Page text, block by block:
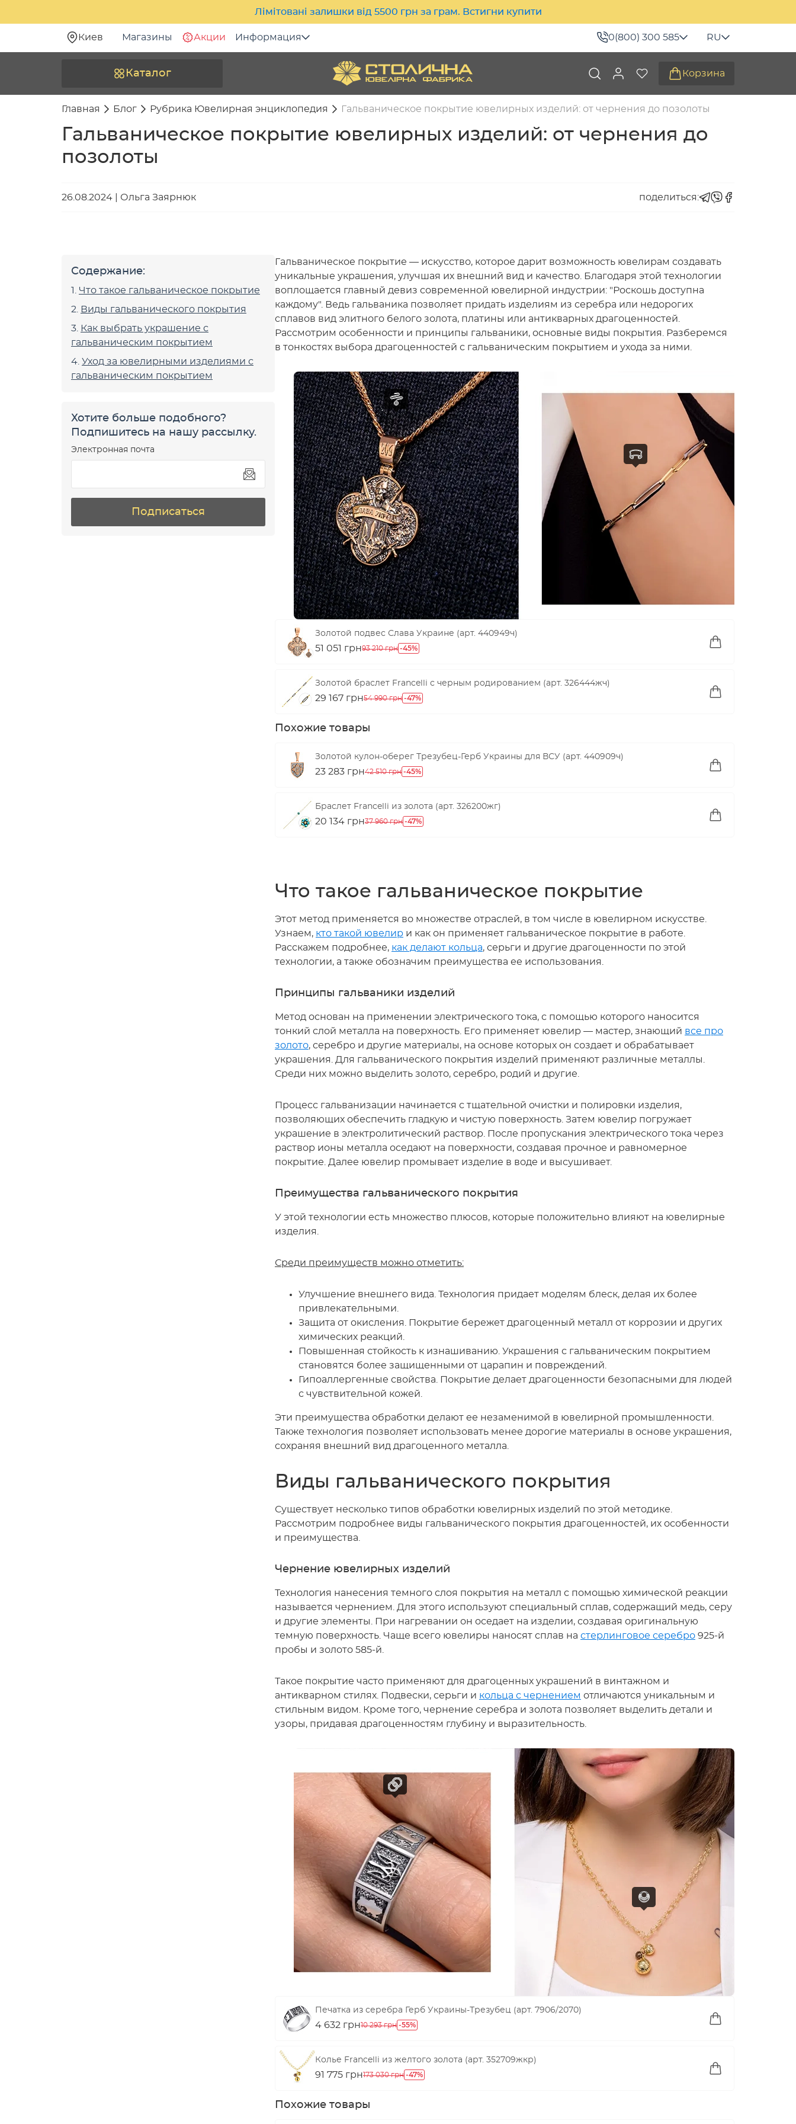
Лімітовані залишки від 5500 грн за грам. Встигни купити
Киев Магазины Акции Информация 0(800) 300 585 RU
Каталог Корзина
Главная Блог Рубрика Ювелирная энциклопедия Гальваническое покрытие ювелирных изделий: от чернения до позолоты
Гальваническое покрытие ювелирных изделий: от чернения до
позолоты
26.08.2024 Ольга Заярнюк поделиться:
Содержание:
Что такое гальваническое покрытие
Виды гальванического покрытия
Как выбрать украшение с
гальваническим покрытием
Уход за ювелирными изделиями с
гальваническим покрытием
Хотите больше подобного?
Подпишитесь на нашу рассылку.
Электронная почта
Подписаться
Гальваническое покрытие — искусство, которое дарит возможность ювелирам создавать
уникальные украшения, улучшая их внешний вид и качество. Благодаря этой технологии
воплощается главный девиз современной ювелирной индустрии: "Роскошь доступна
каждому". Ведь гальваника позволяет придать изделиям из серебра или недорогих
сплавов вид элитного белого золота, платины или антикварных драгоценностей.
Рассмотрим особенности и принципы гальваники, основные виды покрытия. Разберемся
в тонкостях выбора драгоценностей с гальваническим покрытием и ухода за ними.
Золотой подвес Слава Украине (арт. 440949ч)
51 051 грн93 210 грн -45%
Золотой браслет Francelli с черным родированием (арт. 326444жч)
29 167 грн54 990 грн -47%
Похожие товары
Золотой кулон-оберег Трезубец-Герб Украины для ВСУ (арт. 440909ч)
23 283 грн42 510 грн -45%
Браслет Francelli из золота (арт. 326200жг)
20 134 грн37 960 грн -47%
Что такое гальваническое покрытие
Этот метод применяется во множестве отраслей, в том числе в ювелирном искусстве.
Узнаем, кто такой ювелир и как он применяет гальваническое покрытие в работе.
Расскажем подробнее, как делают кольца, серьги и другие драгоценности по этой
технологии, а также обозначим преимущества ее использования.
Принципы гальваники изделий
Метод основан на применении электрического тока, с помощью которого наносится
тонкий слой металла на поверхность. Его применяет ювелир — мастер, знающий все про
золото, серебро и другие материалы, на основе которых он создает и обрабатывает
украшения. Для гальванического покрытия изделий применяют различные металлы.
Среди них можно выделить золото, серебро, родий и другие.
Процесс гальванизации начинается с тщательной очистки и полировки изделия,
позволяющих обеспечить гладкую и чистую поверхность. Затем ювелир погружает
украшение в электролитический раствор. После пропускания электрического тока через
раствор ионы металла оседают на поверхности, создавая прочное и равномерное
покрытие. Далее ювелир промывает изделие в воде и высушивает.
Преимущества гальванического покрытия
У этой технологии есть множество плюсов, которые положительно влияют на ювелирные
изделия.
Среди преимуществ можно отметить:
Улучшение внешнего вида. Технология придает моделям блеск, делая их более
привлекательными.
Защита от окисления. Покрытие бережет драгоценный металл от коррозии и других
химических реакций.
Повышенная стойкость к изнашиванию. Украшения с гальваническим покрытием
становятся более защищенными от царапин и повреждений.
Гипоаллергенные свойства. Покрытие делает драгоценности безопасными для людей
с чувствительной кожей.
Эти преимущества обработки делают ее незаменимой в ювелирной промышленности.
Также технология позволяет использовать менее дорогие материалы в основе украшения,
сохраняя внешний вид драгоценного металла.
Виды гальванического покрытия
Существует несколько типов обработки ювелирных изделий по этой методике.
Рассмотрим подробнее виды гальванического покрытия драгоценностей, их особенности
и преимущества.
Чернение ювелирных изделий
Технология нанесения темного слоя покрытия на металл с помощью химической реакции
называется чернением. Для этого используют специальный сплав, содержащий медь, серу
и другие элементы. При нагревании он оседает на изделии, создавая оригинальную
темную поверхность. Чаще всего ювелиры наносят сплав на стерлинговое серебро 925-й
пробы и золото 585-й.
Такое покрытие часто применяют для драгоценных украшений в винтажном и
антикварном стилях. Подвески, серьги и кольца с чернением отличаются уникальным и
стильным видом. Кроме того, чернение серебра и золота позволяет выделить детали и
узоры, придавая драгоценностям глубину и выразительность.
Печатка из серебра Герб Украины-Трезубец (арт. 7906/2070)
4 632 грн10 293 грн -55%
Колье Francelli из желтого золота (арт. 352709жкр)
91 775 грн173 030 грн -47%
Похожие товары